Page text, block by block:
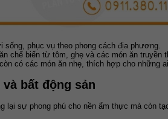
sống, phục vụ theo phong cách địa phương.
chế biến từ tôm, ghẹ và các món ăn truyền
có các món ăn nhẹ, thích hợp cho những
bất động sản
lại sự phong phú cho nền ẩm thực mà